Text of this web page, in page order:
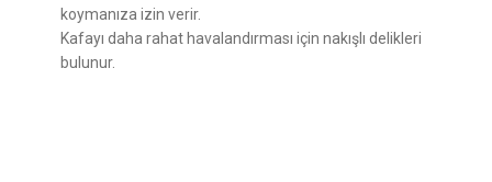
koymanıza izin verir.
Kafayı daha rahat havalandırması için nakışlı delikleri
bulunur.